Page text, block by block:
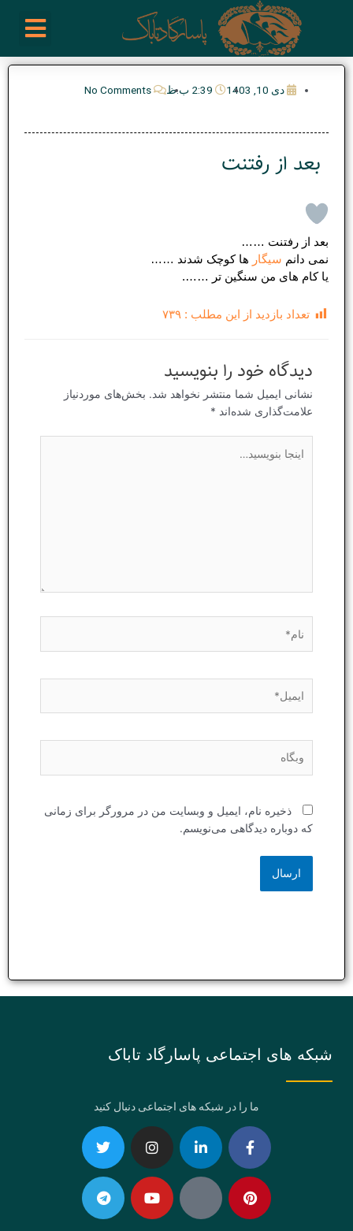
دی 10, 1403 2:39 ب.ظ No Comments
بعد از رفتنت
بعد از رفتنت ……
نمی دانم سیگار ها کوچک شدند ……
یا کام های من سنگین تر …….
تعداد بازدید از این مطلب : ۷۳۹
دیدگاه‌ خود را بنویسید
نشانی ایمیل شما منتشر نخواهد شد. بخش‌های موردنیاز
علامت‌گذاری شده‌اند *
بنویسید…
وبگاه
ذخیره نام، ایمیل و وبسایت من در مرورگر برای زمانی
که دوباره دیدگاهی می‌نویسم.
شبکه های اجتماعی پاسارگاد تاباک
ما را در شبکه های اجتماعی دنبال کنید
Facebook-
f
Linkedin-
in
Instagram
Twitter Pinterest
Eaparat
Youtube
Telegram